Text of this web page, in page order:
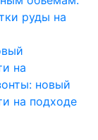
руды на
на
новый
на подходе